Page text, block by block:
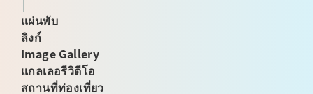
แผ่นพับ
ลิงก์
Image Gallery
แกลเลอรีวิดีโอ
สถานที่ท่องเที่ยว